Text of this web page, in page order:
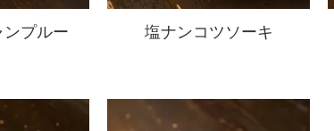
プルー 塩ナンコツソーキ